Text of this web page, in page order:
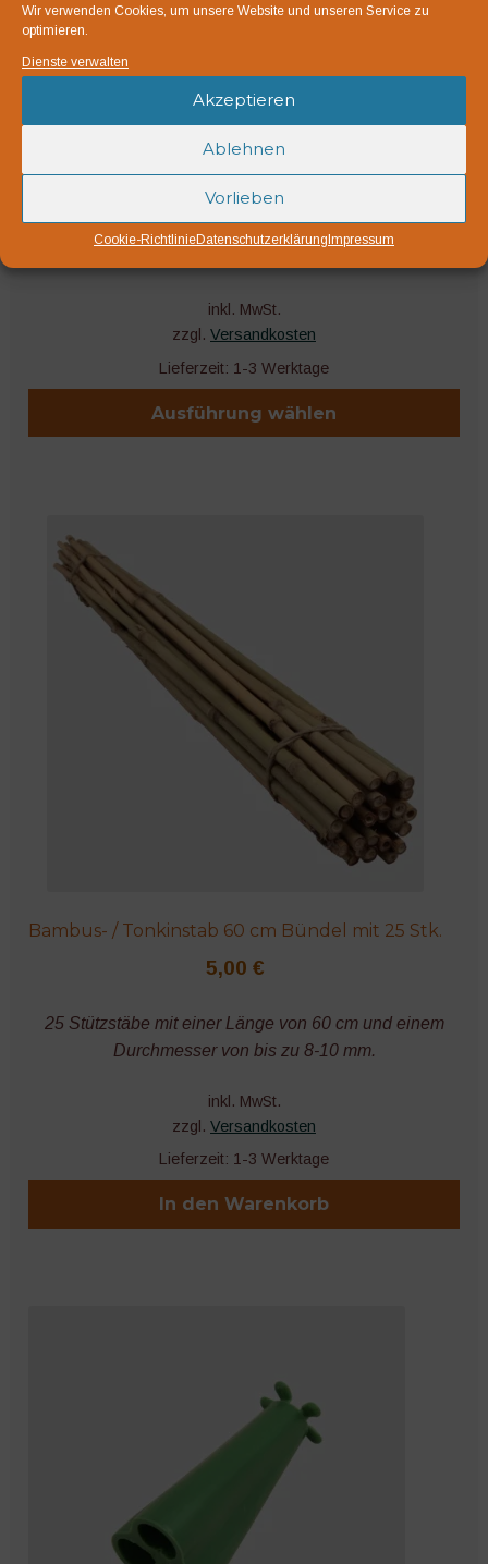
Wir verwenden Cookies, um unsere Website und unseren Service zu
optimieren.
Dienste verwalten
Akzeptieren
Ablehnen
Vorlieben
Cookie-RichtlinieDatenschutzerklärungImpressum
TEKU
ab 0,05€
Teku Kunststofftöpfe mit einem Volumen von 0,2 bis 3,5
inkl. MwSt.
zzgl. Versandkosten
Lieferzeit: 1-3 Werktage
Ausführung wählen
mehrere
Varianten
Bambus- / Tonkinstab 60 cm Bündel mit 25 Stk.
5,00 €
25 Stützstäbe mit einer Länge von 60 cm und einem
Durchmesser von bis zu 8-10 mm.
inkl. MwSt.
zzgl. Versandkosten
Lieferzeit: 1-3 Werktage
In den Warenkorb